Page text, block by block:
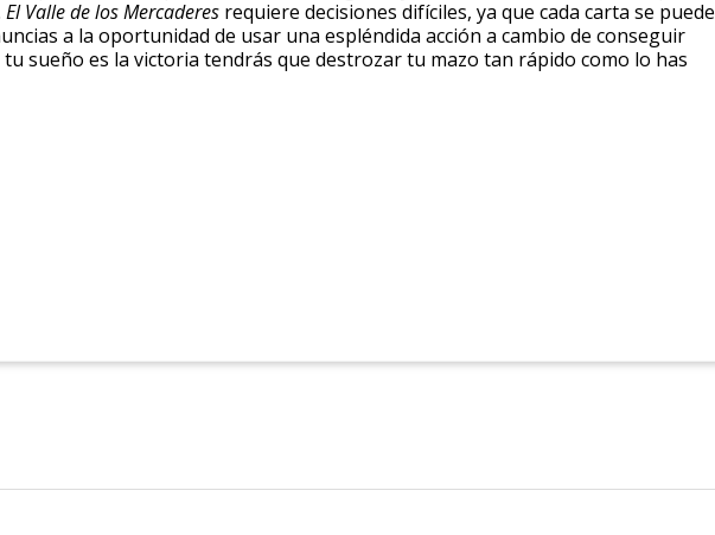
El Valle de los Mercaderesrequiere decisiones difíciles, ya que cada carta se puede
a la oportunidad de usar una espléndida acción a cambio de conseguir
tu sueño es la victoria tendrás que destrozar tu mazo tan rápido como lo has